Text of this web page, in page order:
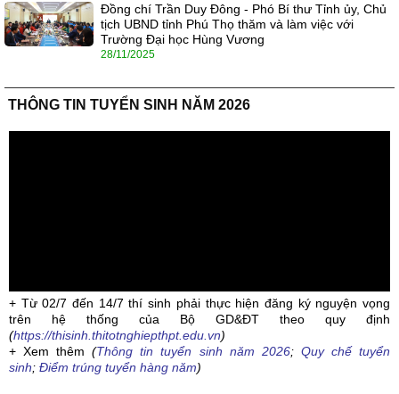
Đồng chí Trần Duy Đông - Phó Bí thư Tỉnh ủy, Chủ
tịch UBND tỉnh Phú Thọ thăm và làm việc với
Trường Đại học Hùng Vương
28/11/2025
THÔNG TIN TUYỂN SINH NĂM 2026
+ Từ 02/7 đến 14/7 thí sinh phải thực hiện đăng ký nguyện vọng
trên hệ thống của Bộ GD&ĐT theo quy định
(https://thisinh.thitotnghiepthpt.edu.vn)
+ Xem thêm(Thông tin tuyển sinh năm 2026; Quy chế tuyển
sinh; Điểm trúng tuyển hàng năm)